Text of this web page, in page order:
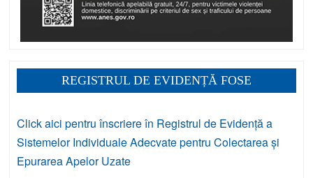
REGISTRUL DE EVIDENȚĂ FOSE
Click aici pentru înscriere în Registrul de Evidență a
Sistemelor Individuale Adecvate pentru Colectarea și
Epurarea Apelor Uzate